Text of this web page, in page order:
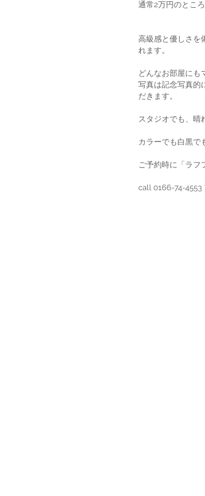
通常2万円のとこ
高級感と優しさを
れます。
どんなお部屋にも
写真は記念写真的
だきます。
スタジオでも、晴
カラーでも白黒で
ご予約時に「ラフ
call 0166-74-4553